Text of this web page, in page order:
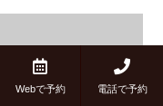
Webで予約 電話で予約